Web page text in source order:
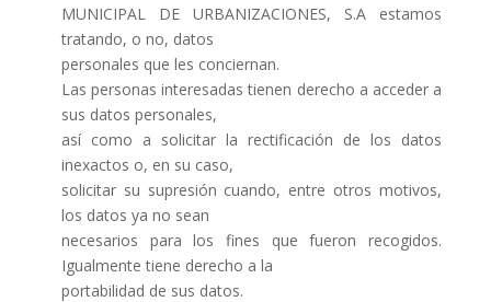
MUNICIPAL DE URBANIZACIONES, S.A estamos
tratando, o no, datos
personales que les conciernan.
Las personas interesadas tienen derecho a acceder a
sus datos personales,
así como a solicitar la rectificación de los datos
inexactos o, en su caso,
solicitar su supresión cuando, entre otros motivos,
los datos ya no sean
necesarios para los fines que fueron recogidos.
Igualmente tiene derecho a la
portabilidad de sus datos.